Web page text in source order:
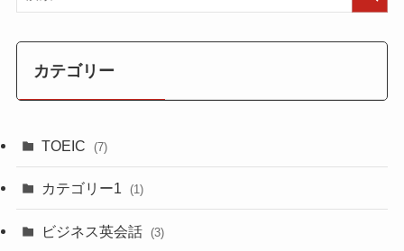
カテゴリー
TOEIC (7)
カテゴリー1 (1)
ビジネス英会話 (3)